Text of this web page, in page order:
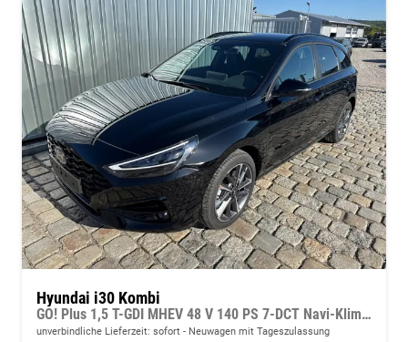
Hyundai i30 Kombi
GO! Plus 1,5 T-GDI MHEV 48 V 140 PS 7-DCT Navi-Klimaautomatik-AppleCarPlay-AndroidAuto-17" Alu-SunSet-Sofort
unverbindliche Lieferzeit: sofort Neuwagen mit Tageszulassung